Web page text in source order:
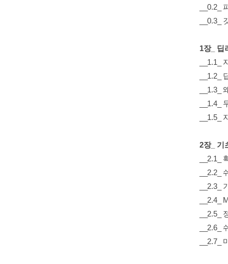
__0.2_
__0.3_
1장_ 딥
__1.1_
__1.2_
__1.3_
__1.4_
__1.5_
2장_ 기
__2.1_
__2.2_
__2.3_
__2.4_
__2.5_
__2.6_
__2.7_